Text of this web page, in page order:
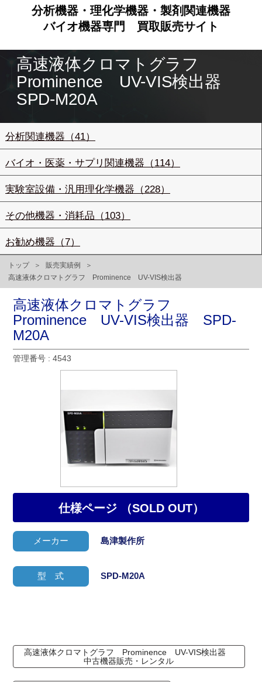
分析機器・理化学機器・製剤関連機器
バイオ機器専門
買取販売サイト
高速液体クロマトグラフ
Prominence UV-VIS検出器
SPD-M20A
分析関連機器（41）
バイオ・医薬・サプリ関連機器（114）
実験室設備・汎用理化学機器（228）
その他機器・消耗品（103）
お勧め機器（7）
トップ
販売実績例
高速液体クロマトグラフ Prominence UV-VIS検出器
高速液体クロマトグラフ
Prominence UV-VIS検出器 SPD-
M20A
管理番号 : 4543
メーカー 島津製作所
仕様ページ （SOLD OUT）
型 式 SPD-M20A
高速液体クロマトグラフ Prominence UV-VIS検出器
中古機器販売・レンタル